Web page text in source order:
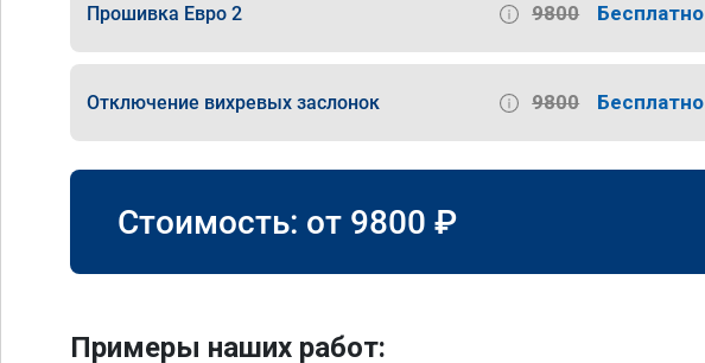
Прошивка Евро 2 9800 Бесплатно
Отключение вихревых заслонок 9800 Бесплатно
Стоимость: от 9800 ₽
Примеры наших работ: